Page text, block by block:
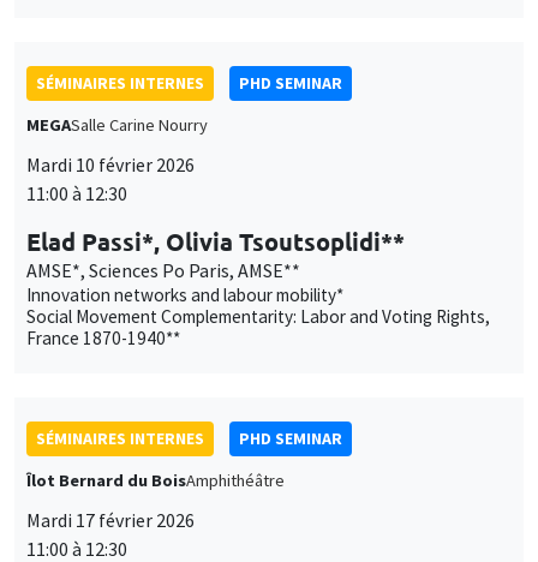
SÉMINAIRES INTERNES
PHD SEMINAR
MEGASalle Carine Nourry
Mardi 10 février 2026
11:00 à 12:30
Elad Passi*, Olivia Tsoutsoplidi**
AMSE*, Sciences Po Paris, AMSE**
Innovation networks and labour mobility*
Social Movement Complementarity: Labor and Voting Rights,
France 1870-1940**
SÉMINAIRES INTERNES
PHD SEMINAR
Îlot Bernard du BoisAmphithéâtre
Mardi 17 février 2026
11:00 à 12:30